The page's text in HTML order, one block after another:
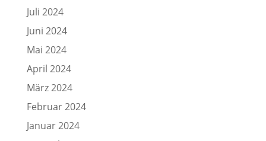
Juli 2024
Juni 2024
Mai 2024
April 2024
März 2024
Februar 2024
Januar 2024